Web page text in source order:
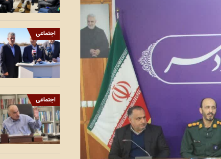
اجتماعی
اجتماعی